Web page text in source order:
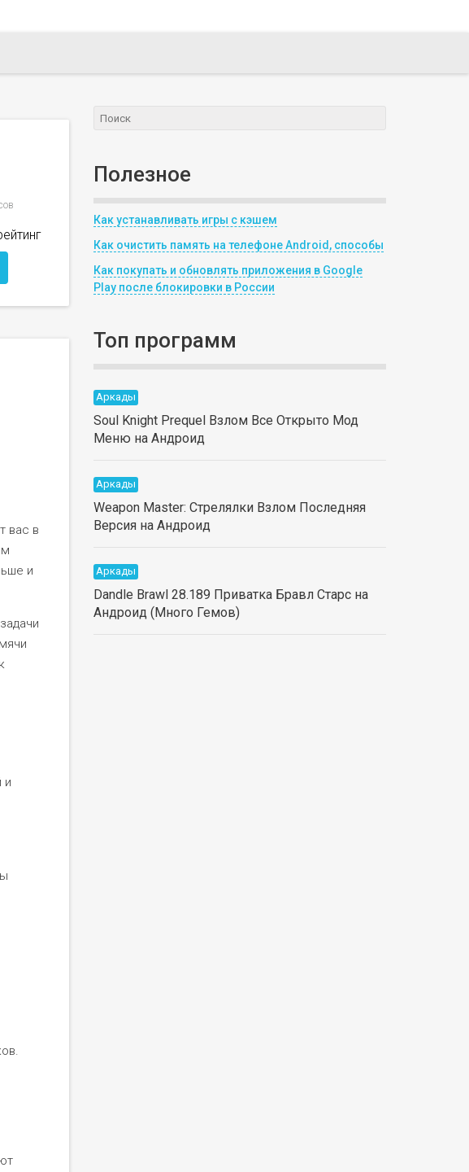
вас в
и
и
Полезное
Как устанавливать игры с кэшем
Как очистить память на телефоне Android, способы
Как покупать и обновлять приложения в Google
Play после блокировки в России
Топ программ
Аркады
Soul Knight Prequel Взлом Все Открыто Мод
Меню на Андроид
Аркады
Weapon Master: Стрелялки Взлом Последняя
Версия на Андроид
Аркады
Dandle Brawl 28.189 Приватка Бравл Старс на
Андроид (Много Гемов)